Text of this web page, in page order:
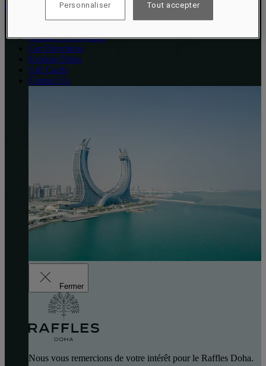
Qatar
Manage Reservation
Get Directions
Explore Doha
Gift Cards
Contact Us
Fermer
Nous vous remercions de votre intérêt pour le Raffles Doha.
Personnaliser Tout accepter